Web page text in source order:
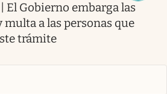
El Gobierno embarga las
a las personas que
trámite